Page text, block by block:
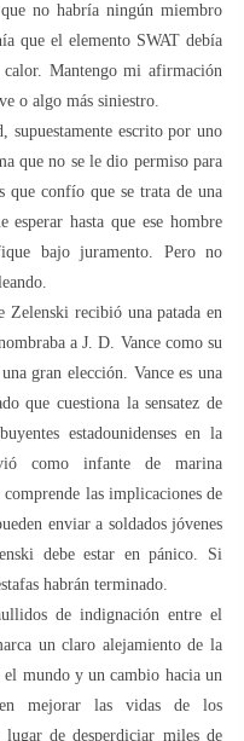
no habría ningún miembro
que el elemento SWAT debía
Mantengo mi afirmación
o algo más siniestro.
supuestamente escrito por uno
que no se le dio permiso para
que confío que se trata de una
esperar hasta que ese hombre
bajo juramento. Pero no
Zelenski recibió una patada en
a J. D. Vance como su
gran elección. Vance es una
que cuestiona la sensatez de
estadounidenses en la
como infante de marina
las implicaciones de
enviar a soldados jóvenes
debe estar en pánico. Si
habrán terminado.
de indignación entre el
un claro alejamiento de la
el mundo y un cambio hacia un
mejorar las vidas de los
lugar de desperdiciar miles de